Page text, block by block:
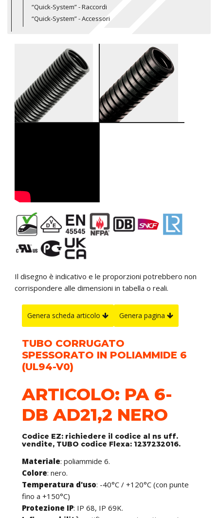
“Quick-System” - Raccordi
“Quick-System” - Accessori
Il disegno è indicativo e le proporzioni potrebbero non
corrispondere alle dimensioni in tabella o reali.
Genera scheda articolo Genera pagina
TUBO CORRUGATO
SPESSORATO IN POLIAMMIDE 6
(UL94-V0)
ARTICOLO: PA 6-
DB AD21,2 NERO
Codice EZ: richiedere il codice al ns uff.
vendite, TUBO codice Flexa: 1237232016.
Materiale: poliammide 6.
Colore: nero.
Temperatura d'uso: -40°C / +120°C (con punte
fino a +150°C)
Protezione IP: IP 68, IP 69K.